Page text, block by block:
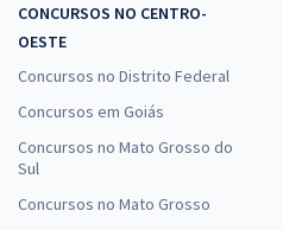
CONCURSOS NO CENTRO-
OESTE
Concursos no Distrito Federal
Concursos em Goiás
Concursos no Mato Grosso do
Sul
Concursos no Mato Grosso